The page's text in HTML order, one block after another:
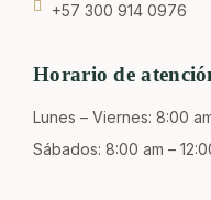
+57 300 914 0976
Horario de
Lunes – Viernes: 8:00
Sábados: 8:00 am –